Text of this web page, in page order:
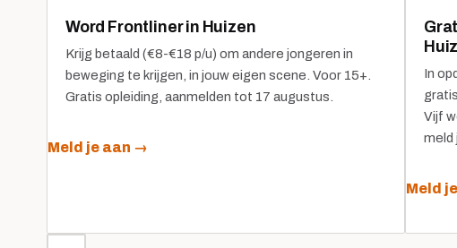
Word Frontliner in Huizen
Krijg betaald (€8-€18 p/u) om andere jongeren in
beweging te krijgen, in jouw eigen scene. Voor 15+.
Gratis opleiding, aanmelden tot 17 augustus.
Meld je aan →
In
Vijf
meld
Meld